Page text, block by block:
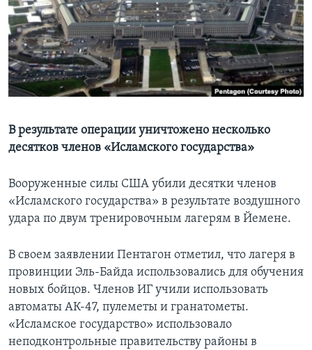
Learning English
СОЦИАЛЬНЫЕ СЕТИ
Языки
В результате операции уничтожено несколько
десятков членов «Исламского государства»
Вооруженные силы США убили десятки членов
«Исламского государства» в результате воздушного
удара по двум тренировочным лагерям в Йемене.
В своем заявлении Пентагон отметил, что лагеря в
провинции Эль-Байда использовались для обучения
новых бойцов. Членов ИГ учили использовать
автоматы АК-47, пулеметы и гранатометы.
«Исламское государство» использовало
неподконтрольные правительству районы в